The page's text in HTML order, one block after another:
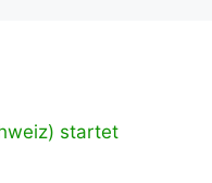
startet